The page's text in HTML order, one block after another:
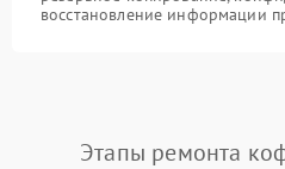
восстановление информации
Этапы ремонта